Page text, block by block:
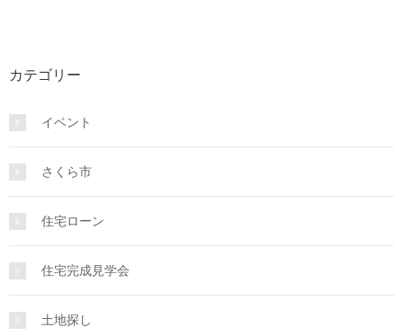
カテゴリー
イベント
さくら市
住宅ローン
住宅完成見学会
土地探し